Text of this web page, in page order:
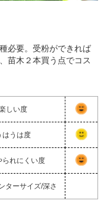
必要。受粉ができれば
苗木２本買う点でコス
しい度
はうは度
られにくい度
ターサイズ/深さ